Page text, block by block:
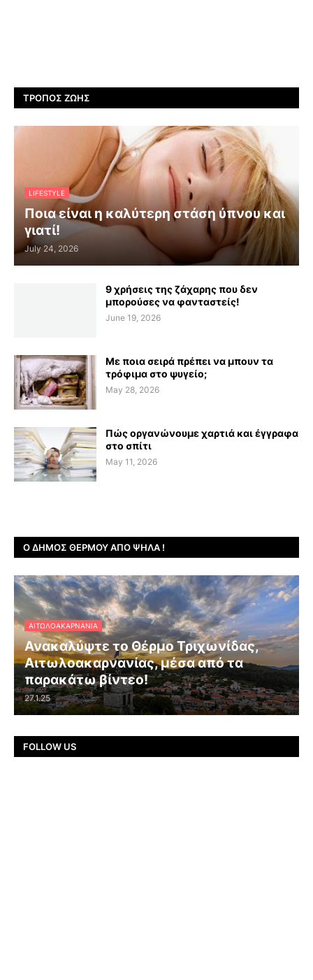
ΤΡΌΠΟΣ ΖΩΉΣ
LIFESTYLE
Ποια είναι η καλύτερη στάση ύπνου και
γιατί!
July 24, 2026
9 χρήσεις της ζάχαρης που δεν
μπορούσες να φανταστείς!
June 19, 2026
Με ποια σειρά πρέπει να μπουν τα
τρόφιμα στο ψυγείο;
May 28, 2026
Πώς οργανώνουμε χαρτιά και έγγραφα
στο σπίτι
May 11, 2026
Ο ΔΉΜΟΣ ΘΈΡΜΟΥ ΑΠΌ ΨΗΛΆ !
ΑΙΤΩΛΟΑΚΑΡΝΑΝΊΑ
Ανακαλύψτε το Θέρμο Τριχωνίδας,
Αιτωλοακαρνανίας, μέσα από τα
παρακάτω βίντεο!
27.1.25
FOLLOW US